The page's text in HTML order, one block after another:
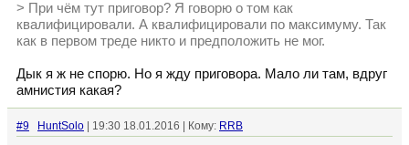
> При чём тут приговор? Я говорю о том как
квалифицировали. А квалифицировали по максимуму. Так
как в первом треде никто и предположить не мог.
Дык я ж не спорю. Но я жду приговора. Мало ли там, вдруг
амнистия какая?
#9 HuntSolo | 19:30 18.01.2016 | Кому: RRB